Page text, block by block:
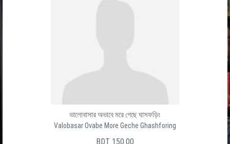
ভালোবাসার অভাবে মরে গেছে ঘাসফড়িং
Valobasar Ovabe More Geche Ghashforing
BDT 150.00